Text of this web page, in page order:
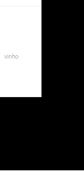
vinho